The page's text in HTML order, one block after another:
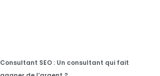
Consultant SEO : Un consultant qui fait